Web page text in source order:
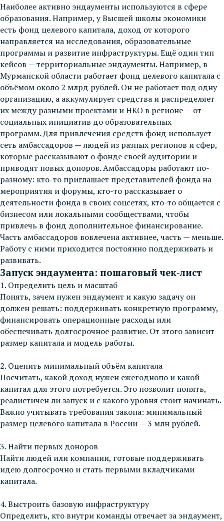
Наиболее активно эндаументы используются в сфере
образования. Например, у Высшей школы экономики
есть фонд целевого капитала, доход от которого
направляется на исследования, образовательные
программы и развитие инфраструктуры. Ещё один тип
кейсов — территориальные эндаументы. Например, в
Мурманской области работает фонд целевого капитала с
объёмом около 2 млрд рублей. Он не работает под одну
организацию, а аккумулирует средства и распределяет
их между разными проектами и НКО в регионе — от
социальных инициатив до образовательных
программ. Для привлечения средств фонд использует
сеть амбассадоров — людей из разных регионов и сфер,
которые рассказывают о фонде своей аудитории и
приводят новых доноров. Амбассадоры работают по-
разному: кто-то приглашает представителей фонда на
мероприятия и форумы, кто-то рассказывает о
деятельности фонда в своих соцсетях, кто-то общается с
бизнесом или локальными сообществами, чтобы
привлечь в фонд дополнительное финансирование.
Часть амбассадоров вовлечена активнее, часть — меньше.
Работу с ними приходится постоянно поддерживать и
развивать.
Запуск эндаумента: пошаговый чек-лист
1. Определить цель и масштаб
Понять, зачем нужен эндаумент и какую задачу он
должен решать: поддерживать конкретную программу,
финансировать операционные расходы или
обеспечивать долгосрочное развитие. От этого зависит
размер капитала и модель работы.
2. Оценить минимальный объём капитала
Посчитать, какой доход нужен ежегоднопо и какой
капитал для этого потребуется. Это позволит понять,
реалистичен ли запуск и с какого уровня стоит начинать.
Важно учитывать требования закона: минимальный
размер целевого капитала в России — 3 млн рублей.
3. Найти первых доноров
Найти людей или компании, готовые поддерживать
идею долгосрочно и стать первыми вкладчиками
капитала.
4. Выстроить базовую инфраструктуру
Определить, кто внутри команды отвечает за эндаумент,